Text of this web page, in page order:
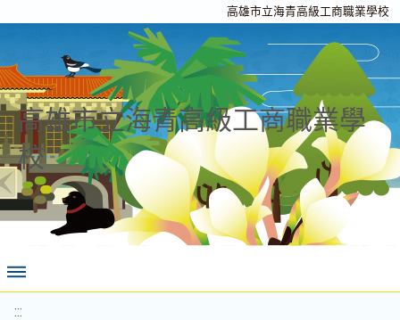
高雄市立海青高級工商職業學校
高雄市立海青高級工商職業學
校
:::